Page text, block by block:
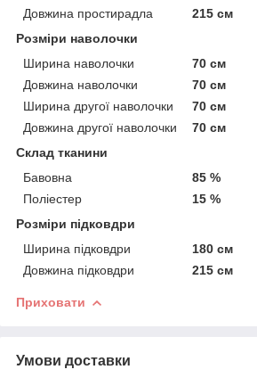
Довжина простирадла
215 см
Розміри наволочки
Ширина наволочки
70 см
Довжина наволочки
70 см
Ширина другої наволочки
70 см
Довжина другої наволочки
70 см
Склад тканини
Бавовна
85 %
Поліестер
15 %
Розміри підковдри
Ширина підковдри
180 см
Довжина підковдри
215 см
Приховати
Умови доставки